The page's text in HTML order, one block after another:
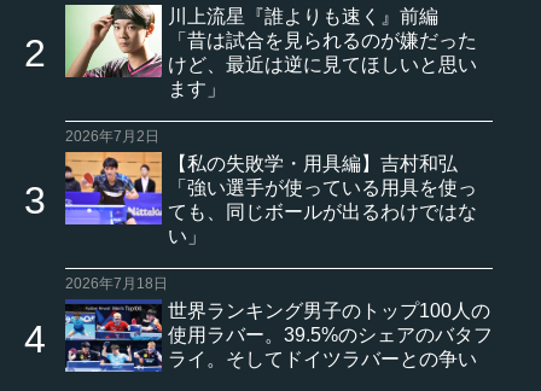
川上流星『誰よりも速く』前編
「昔は試合を見られるのが嫌だった
けど、最近は逆に見てほしいと思い
ます」
2026年7月2日
【私の失敗学・用具編】吉村和弘
「強い選手が使っている用具を使っ
ても、同じボールが出るわけではな
い」
2026年7月18日
世界ランキング男子のトップ100人の
使用ラバー。39.5%のシェアのバタフ
ライ。そしてドイツラバーとの争い